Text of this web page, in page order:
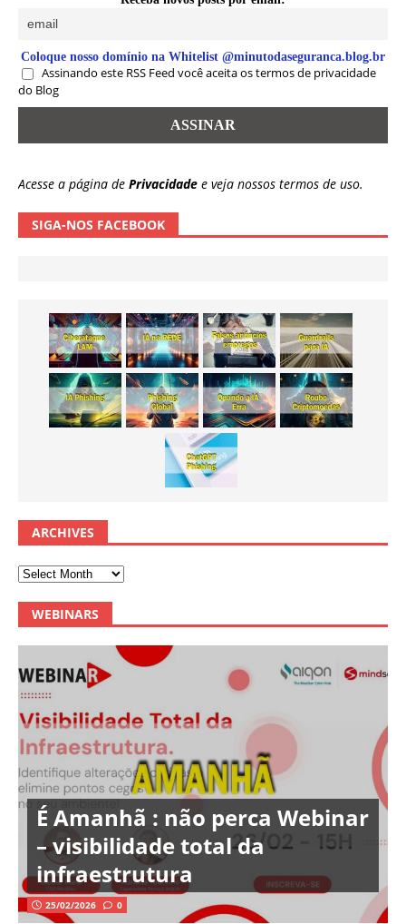
Coloque nosso domínio na Whitelist @minutodaseguranca.blog.br
Assinando este RSS Feed você aceita os termos de privacidade
do Blog
Acesse a página de Privacidade e veja nossos termos de uso.
SIGA-NOS FACEBOOK
ARCHIVES
WEBINARS
É Amanhã : não perca Webinar
– visibilidade total da
infraestrutura
25/02/2026 0